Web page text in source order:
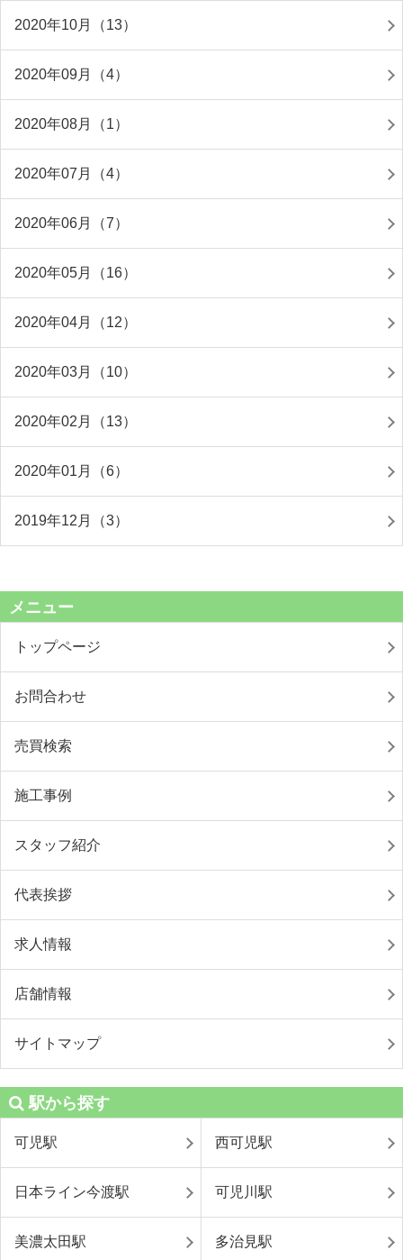
2020年10月（13）
2020年09月（4）
2020年08月（1）
2020年07月（4）
2020年06月（7）
2020年05月（16）
2020年04月（12）
2020年03月（10）
2020年02月（13）
2020年01月（6）
2019年12月（3）
メニュー
トップページ
お問合わせ
売買検索
施工事例
スタッフ紹介
代表挨拶
求人情報
店舗情報
サイトマップ
駅から探す
可児駅 西可児駅
日本ライン今渡駅 可児川駅
美濃太田駅 多治見駅